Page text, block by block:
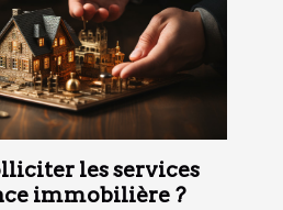
les services
immobilière ?